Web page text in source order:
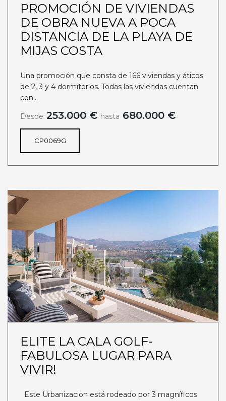
PROMOCIÓN DE VIVIENDAS
DE OBRA NUEVA A POCA
DISTANCIA DE LA PLAYA DE
MIJAS COSTA
Una promoción que consta de 166 viviendas y áticos
de 2, 3 y 4 dormitorios. Todas las viviendas cuentan
con...
Desde 253.000 € hasta 680.000 €
CP0069G
ELITE LA CALA GOLF-
FABULOSA LUGAR PARA
VIVIR!
Este Urbanizacion está rodeado por 3 magníficos